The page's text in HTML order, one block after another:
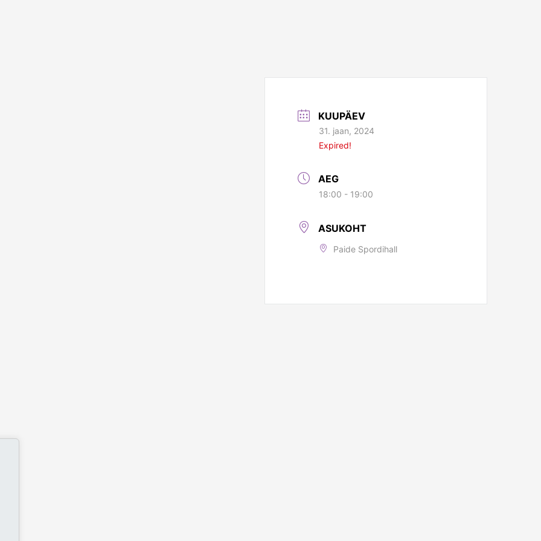
KUUPÄEV
31. jaan, 2024
Expired!
AEG
18:00 - 19:00
ASUKOHT
Paide Spordihall